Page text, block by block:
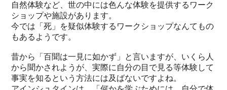
自然体験など、世の中には色んな体験を提供するワーク
ショップや施設があります。
今では「死」を疑似体験するワークショップなんてもの
もあるようです。
昔から「百聞は一見に如かず」と言いますが、いくら人
から聞かされようが、実際に自分の目で見る等体験して
事実を知るという方法には及ばないですよね。